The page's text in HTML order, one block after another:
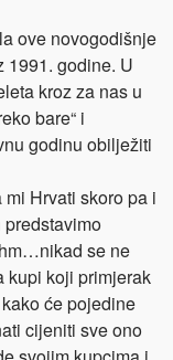
ove novogodišnje
1991. godine. U
kroz za nas u
bare“ i
godinu obilježiti
Hrvati skoro pa i
se ne
koji primjerak
će pojedine
cijeniti sve ono